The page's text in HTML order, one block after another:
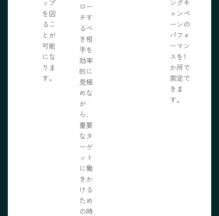
ップ
を図
るこ
とが
可能
にな
りま
す。
ロー
チす
るべ
き相
手を
効率
的に
見極
めな
が
ら、
重要
なタ
ーゲ
ット
に働
きか
ける
ため
の時
ングキ
ャンペ
ーンの
パフォ
ーマン
スを1
か所で
測定で
きま
す。